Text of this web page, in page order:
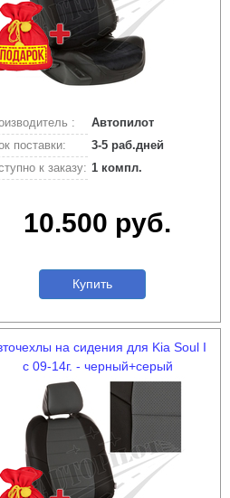
:
Автопилот
поставки:
3-5 раб.дней
к заказу: 1 компл.
10.500 руб.
Купить
на сидения для Kia Soul I
с 09-14г. - черный+серый